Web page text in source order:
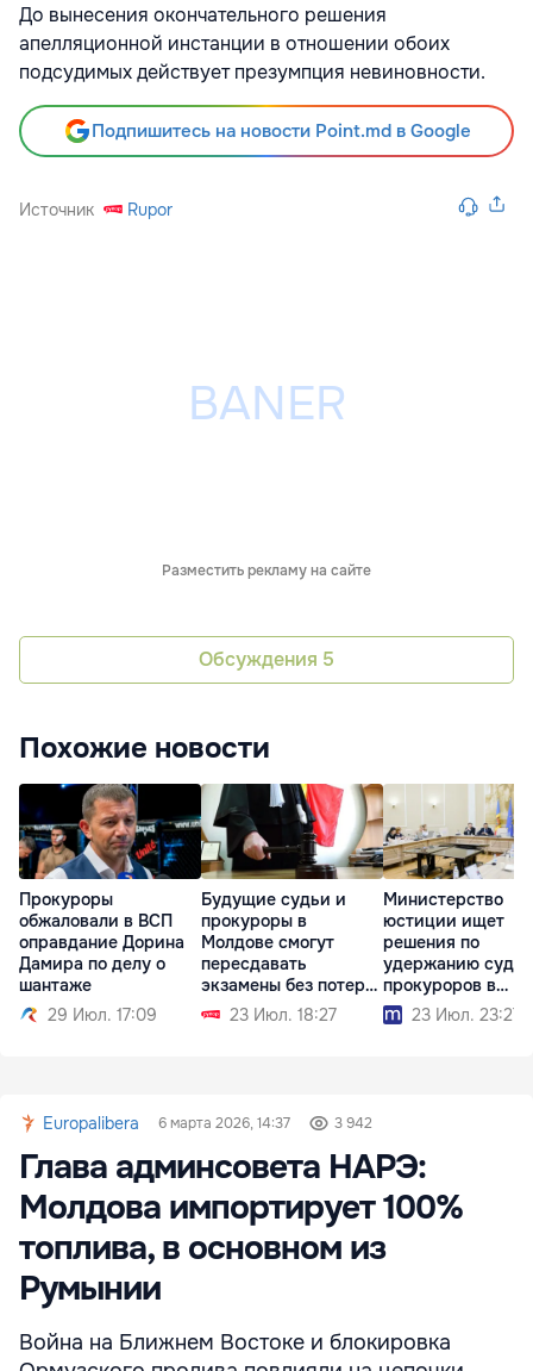
До вынесения окончательного решения
апелляционной инстанции в отношении обоих
подсудимых действует презумпция невиновности.
Подпишитесь на новости Point.md в Google
Источник Rupor
Разместить рекламу на сайте
Обсуждения 5
Похожие новости
Прокуроры
обжаловали в ВСП
оправдание Дорина
Дамира по делу о
шантаже
29 Июл. 17:09
Будущие судьи и
прокуроры в
Молдове смогут
пересдавать
экзамены без потери
стипендии
23 Июл. 18:27
Министерство
юстиции ищет
решения по
удержанию
прокуроров в
системе
23 Июл. 23:27
Europalibera 6 марта 2026, 14:37 3 942
Глава админсовета НАРЭ:
Молдова импортирует 100%
топлива, в основном из
Румынии
Война на Ближнем Востоке и блокировка